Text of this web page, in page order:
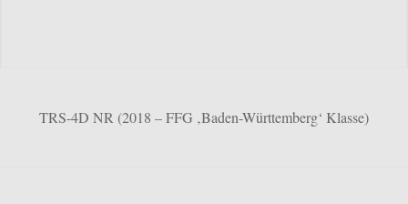
TRS-4D NR (2018 – FFG ‚Baden-Württemberg‘ Klasse)